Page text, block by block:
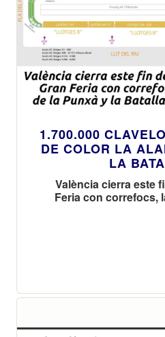
1.700.000
DE COLOR LA
LA
València cierra este
Feria con correfocs,